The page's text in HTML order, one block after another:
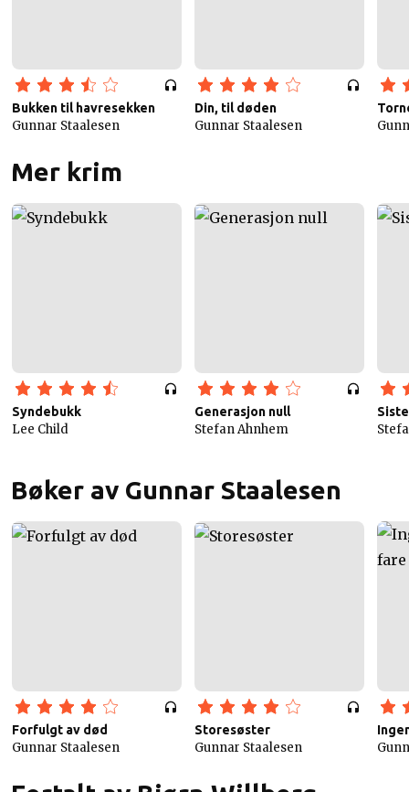
Bukken til havresekken
Gunnar Staalesen
Din, til døden
Gunnar Staalesen
Mer krim
Syndebukk
Lee Child
Generasjon null
Stefan Ahnhem
Bøker av Gunnar Staalesen
Forfulgt av død
Gunnar Staalesen
Storesøster
Gunnar Staalesen